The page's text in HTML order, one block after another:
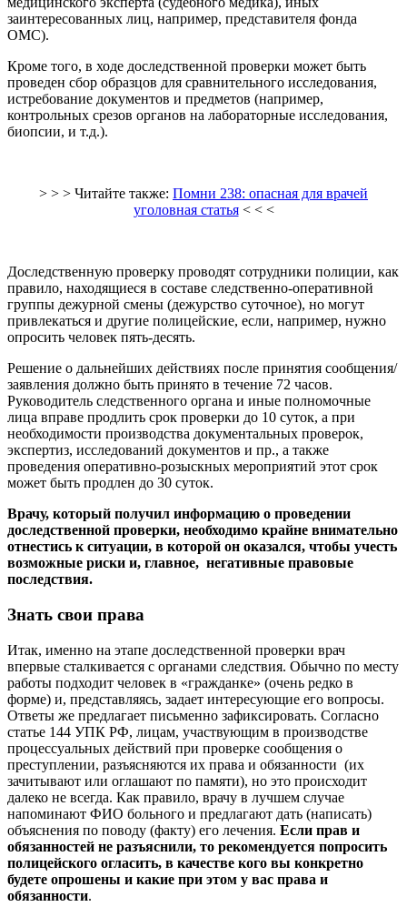
заинтересованных лиц, например, представителя фонда
ОМС).
Кроме того, в ходе доследственной проверки может быть
проведен сбор образцов для сравнительного исследования,
истребование документов и предметов (например,
контрольных срезов органов на лабораторные исследования,
биопсии, и т.д.).
> > > Читайте также: Помни 238: опасная для врачей
уголовная статья< < <
Доследственную проверку проводят сотрудники полиции, как
правило, находящиеся в составе следственно-оперативной
группы дежурной смены (дежурство суточное), но могут
привлекаться и другие полицейские, если, например, нужно
опросить человек пять-десять.
Решение о дальнейших действиях после принятия сообщения/
заявления должно быть принято в течение 72 часов.
Руководитель следственного органа и иные полномочные
лица вправе продлить срок проверки до 10 суток, а при
необходимости производства документальных проверок,
экспертиз, исследований документов и пр., а также
проведения оперативно-розыскных мероприятий этот срок
может быть продлен до 30 суток.
Врачу, который получил информацию о проведении
доследственной проверки, необходимо крайне внимательно
отнестись к ситуации, в которой он оказался, чтобы учесть
возможные риски и, главное, негативные правовые
последствия.
Знать свои права
Итак, именно на этапе доследственной проверки врач
впервые сталкивается с органами следствия. Обычно по месту
работы подходит человек в «гражданке» (очень редко в
форме) и, представляясь, задает интересующие его вопросы.
Ответы же предлагает письменно зафиксировать. Согласно
статье 144 УПК РФ, лицам, участвующим в производстве
процессуальных действий при проверке сообщения о
преступлении, разъясняются их права и обязанности (их
зачитывают или оглашают по памяти), но это происходит
далеко не всегда. Как правило, врачу в лучшем случае
напоминают ФИО больного и предлагают дать (написать)
объяснения по поводу (факту) его лечения. Если прав и
обязанностей не разъяснили, то рекомендуется попросить
полицейского огласить, в качестве кого вы конкретно
будете опрошены и какие при этом у вас права и
обязанности.